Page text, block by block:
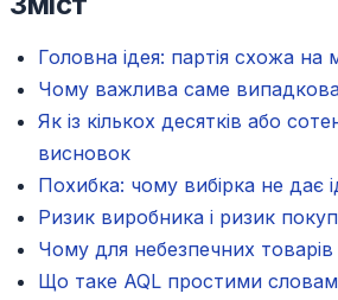
Головна ідея: партія схожа на
Чому важлива саме випадкова
Як із кількох десятків або
висновок
Похибка: чому вибірка не дає
Ризик виробника і ризик
Чому для небезпечних товарів
Що таке AQL простими